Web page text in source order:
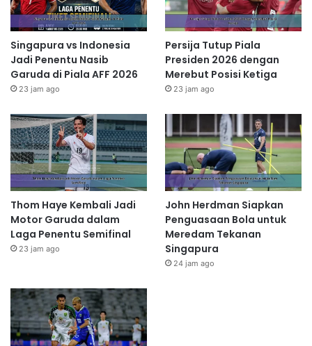
Singapura vs Indonesia
Jadi Penentu Nasib
Garuda di Piala AFF 2026
23 jam ago
Persija Tutup Piala
Presiden 2026 dengan
Merebut Posisi Ketiga
23 jam ago
Thom Haye Kembali Jadi
Motor Garuda dalam
Laga Penentu Semifinal
23 jam ago
John Herdman Siapkan
Penguasaan Bola untuk
Meredam Tekanan
Singapura
24 jam ago